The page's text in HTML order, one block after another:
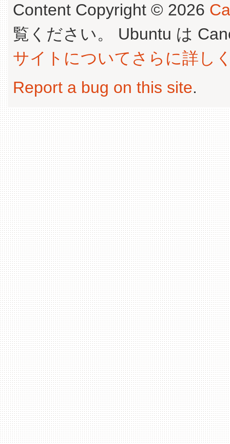
Content Copyright © 2026
覧ください。 Ubuntu は
サイトについてさらに詳し
Report a bug on this site.